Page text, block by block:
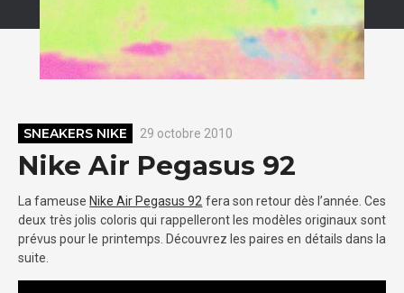
SNEAKERS NIKE 29 octobre 2010
Nike Air Pegasus 92
La fameuse Nike Air Pegasus 92 fera son retour dès l’année. Ces
deux très jolis coloris qui rappelleront les modèles originaux sont
prévus pour le printemps. Découvrez les paires en détails dans la
suite.